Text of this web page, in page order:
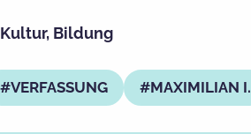
Kultur, Bildung
VERFASSUNG MAXIMILIAN I.